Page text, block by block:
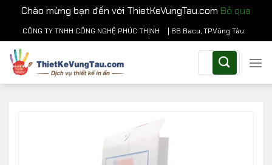
Chào mừng bạn đến với ThietKeVungTau.com Bỏ qua
Chuyển
đến
nội
dung
CÔNG TY TNHH CÔNG NGHỆ PHÚC THỊNH | 68 Bacu, TP.Vũng Tàu
kiếm: